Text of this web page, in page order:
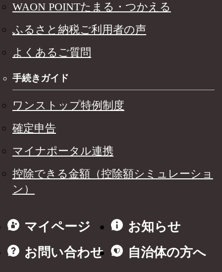
WAON POINTたまる・つかえる
ふるさと納税ご利用者の声
よくあるご質問
手続きガイド
ワンストップ特例制度
確定申告
マイナポータル連携
控除できる金額（控除額シミュレーショ
ン）
マイページ
お知らせ
お問い合わせ
自治体の方へ